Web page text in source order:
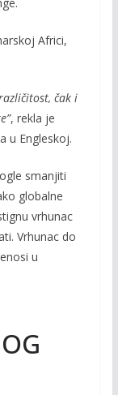
Africi,
čak i
, rekla je
u Engleskoj.
smanjiti
globalne
vrhunac
Vrhunac do
u